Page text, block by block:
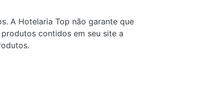
A Hotelaria Top não garante que
contidos em seu site a